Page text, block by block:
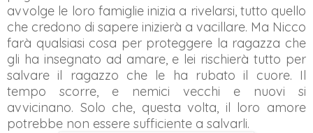
avvolge le loro famiglie inizia a rivelarsi, tutto quello
che credono di sapere inizierà a vacillare. Ma Nicco
farà qualsiasi cosa per proteggere la ragazza che
gli ha insegnato ad amare, e lei rischierà tutto per
salvare il ragazzo che le ha rubato il cuore. Il
tempo scorre, e nemici vecchi e nuovi si
avvicinano. Solo che, questa volta, il loro amore
potrebbe non essere sufficiente a salvarli.